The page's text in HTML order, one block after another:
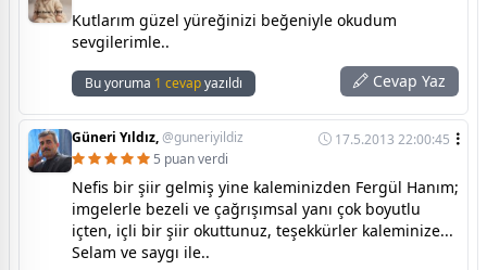
Kutlarım güzel yüreğinizi beğeniyle okudum
sevgilerimle..
Bu yoruma 1 cevapyazıldı Cevap Yaz
Güneri Yıldız,@guneriyildiz
17.5.2013 22:00:45
5 puan verdi
Nefis bir şiir gelmiş yine kaleminizden Fergül Hanım;
imgelerle bezeli ve çağrışımsal yanı çok boyutlu
içten, içli bir şiir okuttunuz, teşekkürler kaleminize...
Selam ve saygı ile..